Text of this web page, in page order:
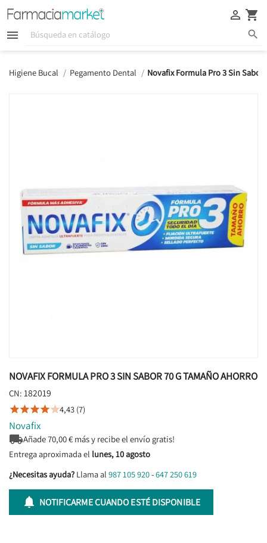
  
 
Higiene Bucal Pegamento Dental Novafix Formula Pro 3 Sin Sabor
NOVAFIX FORMULA PRO 3 SIN SABOR 70 G TAMAÑO AHORRO
CN: 182019
4,43 (7)
Novafix
Añade70,00€ más y recibe el envío gratis!
Entrega aproximada el lunes, 10 agosto
¿Necesitas ayuda? Llama al 987 105 920-647 250 619
 NOTIFICARME CUANDO ESTÉ DISPONIBLE